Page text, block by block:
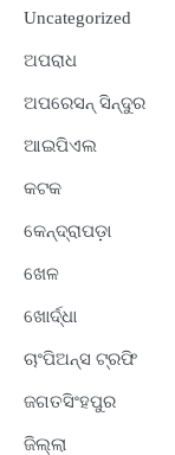
Uncategorized
ଅପରାଧ
ଅପରେସନ୍ ସିନ୍ଦୁର
ଆଇପିଏଲ
କଟକ
କେନ୍ଦ୍ରାପଡ଼ା
ଖେଳ
ଖୋର୍ଦ୍ଧା
ଚାଂପିଅନ୍ସ ଟ୍ରଫି
ଜଗତସିଂହପୁର
ଜିଲ୍ଲା